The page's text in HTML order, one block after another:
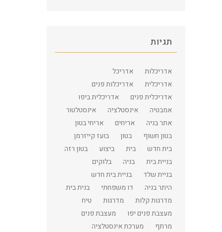
תגיות
אדריכל
אדריכלות
אדריכלות פנים
אדריכלית
אדריכלית ביפו
אדריכלית פנים
אינסטלטור
אינסטלציה
אמבטיה
אריחי בטון
אריחים
אתר בניה
בועז קייזרמן
בטון
בטון חשוף
בטון רזה
ביצוע בית
בית חדש
בלוקים
בניה
בניית בית
בניית בית חדש
בניית שלד
בנית בית
דו משפחתי
היתר בניה
טיח
מדרגות
מדרגות קלות
מעצבת פנים
מעצבת פנים יפו
מערכת אינסטלציה
מרתף